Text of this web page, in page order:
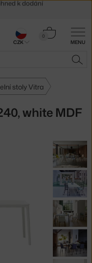
MENU
0
Košík
stoly Vitra
white MDF
CZK